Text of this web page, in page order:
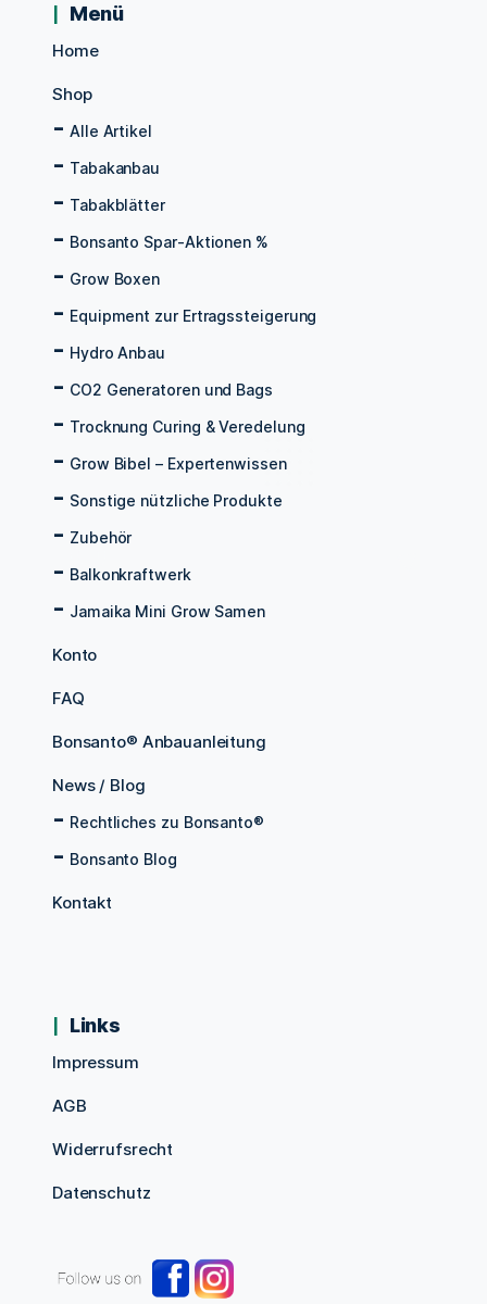
Menü
Home
Shop
Alle Artikel
Tabakanbau
Tabakblätter
Bonsanto Spar-Aktionen %
Grow Boxen
Equipment zur Ertragssteigerung
Hydro Anbau
CO2 Generatoren und Bags
Trocknung Curing & Veredelung
Grow Bibel – Expertenwissen
Sonstige nützliche Produkte
Zubehör
Balkonkraftwerk
Jamaika Mini Grow Samen
Konto
FAQ
Bonsanto® Anbauanleitung
News / Blog
Rechtliches zu Bonsanto®
Bonsanto Blog
Kontakt
Links
Impressum
AGB
Widerrufsrecht
Datenschutz